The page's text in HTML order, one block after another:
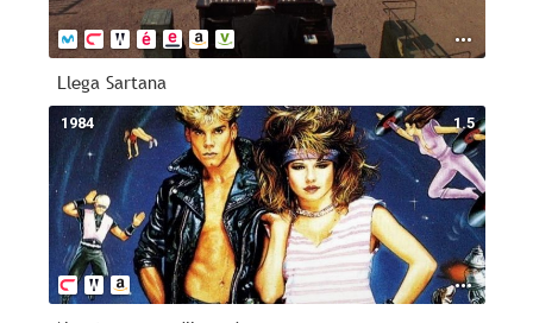
Llega Sartana
1.5
1984